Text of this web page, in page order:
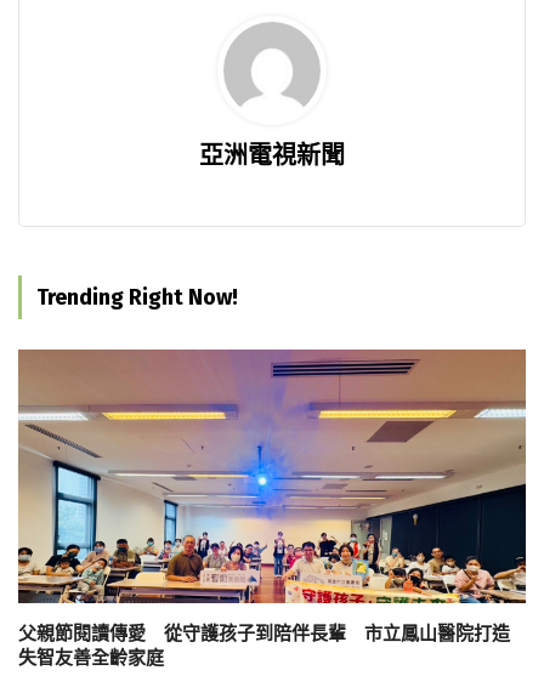
亞洲電視新聞
Trending Right Now!
父親節閱讀傳愛 從守護孩子到陪伴長輩 市立鳳山醫院打造
失智友善全齡家庭